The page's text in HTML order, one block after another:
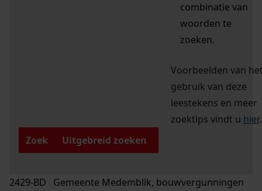
combinatie van
woorden te
zoeken.
Voorbeelden van
gebruik van deze
leestekens en meer
zoektips vindt u hier.
Zoek
Uitgebreid zoeken
2429-BD Gemeente Medemblik, bouwvergunningen